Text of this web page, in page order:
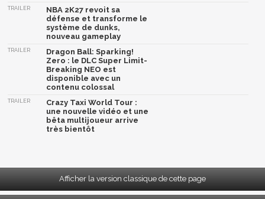
TRAILER
NBA 2K27 revoit sa
défense et transforme le
système de dunks,
nouveau gameplay
TRAILER
Dragon Ball: Sparking!
Zero : le DLC Super Limit-
Breaking NEO est
disponible avec un
contenu colossal
TRAILER
Crazy Taxi World Tour :
une nouvelle vidéo et une
bêta multijoueur arrive
très bientôt
Afficher la version classique de cette page